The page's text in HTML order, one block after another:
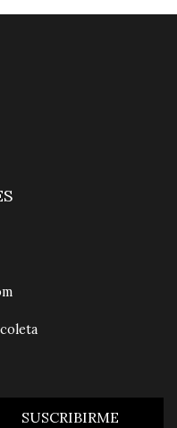
SUSCRIBIRME